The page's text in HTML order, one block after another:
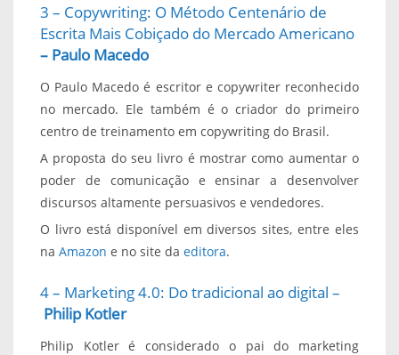
3 – Copywriting: O Método Centenário de
Escrita Mais Cobiçado do Mercado Americano
– Paulo Macedo
O Paulo Macedo é escritor e copywriter reconhecido
no mercado. Ele também é o criador do primeiro
centro de treinamento em copywriting do Brasil.
A proposta do seu livro é mostrar como aumentar o
poder de comunicação e ensinar a desenvolver
discursos altamente persuasivos e vendedores.
O livro está disponível em diversos sites, entre eles
na Amazon e no site da editora.
4 – Marketing 4.0: Do tradicional ao digital –
Philip Kotler
Philip Kotler é considerado o pai do marketing